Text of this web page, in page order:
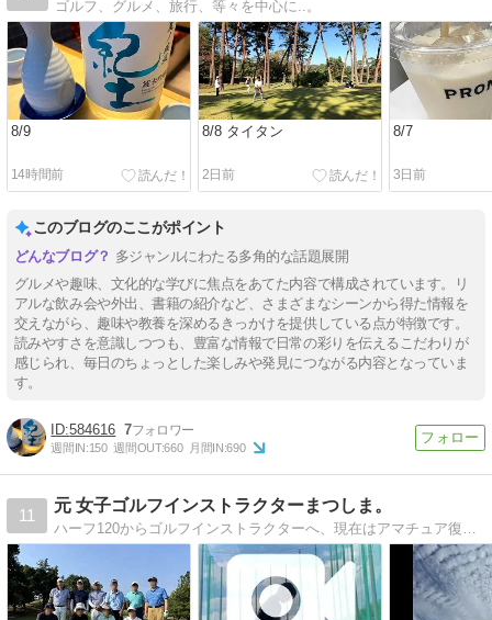
ゴルフ、グルメ、旅行、等々を中心に..。
8/9
14時間前
8/8 タイタン
2日前
8/7
3日前
このブログのここがポイント
多ジャンルにわたる多角的な話題展開
グルメや趣味、文化的な学びに焦点をあてた内容で構成されています。リ
アルな飲み会や外出、書籍の紹介など、さまざまなシーンから得た情報を
交えながら、趣味や教養を深めるきっかけを提供している点が特徴です。
読みやすさを意識しつつも、豊富な情報で日常の彩りを伝えるこだわりが
感じられ、毎日のちょっとした楽しみや発見につながる内容となっていま
す。
584616 7
週間IN:150 週間OUT:660 月間IN:690
11
元 女子ゴルフインストラクターまつしま。
ハーフ120からゴルフインストラクターへ、現在はアマチュア復帰し、アマチュア競技復活したまつしま。の奮闘記です。